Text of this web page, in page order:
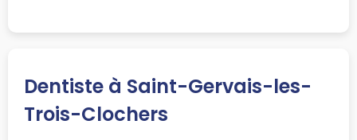
Dentiste à Saint-Gervais-les-
Trois-Clochers